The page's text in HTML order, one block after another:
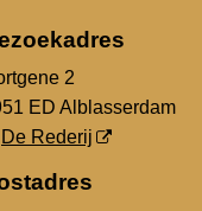
2
ED Alblasserdam
De Rederij